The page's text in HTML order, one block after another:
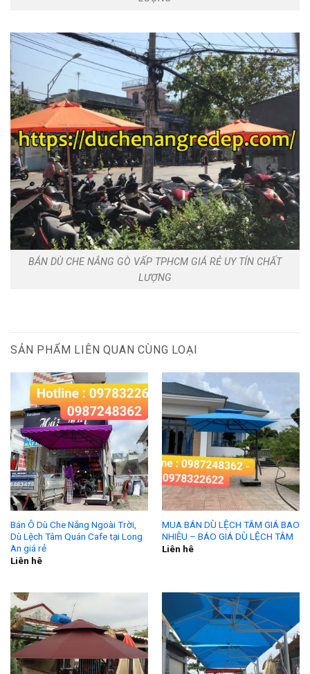
BÁN DÙ CHE NẮNG GÒ VẤP TPHCM GIÁ RẺ UY TÍN CHẤT
LƯỢNG
SẢN PHẨM LIÊN QUAN CÙNG LOẠI
Bán Ô Dù Che Nắng Ngoài Trời,
Dù Lệch Tâm Quán Cafe tại Long
An giá rẻ
Liên hê
MUA BÁN DÙ LỆCH TÂM GIÁ BAO
NHIÊU – BÁO GIÁ DÙ LỆCH TÂM
Liên hê